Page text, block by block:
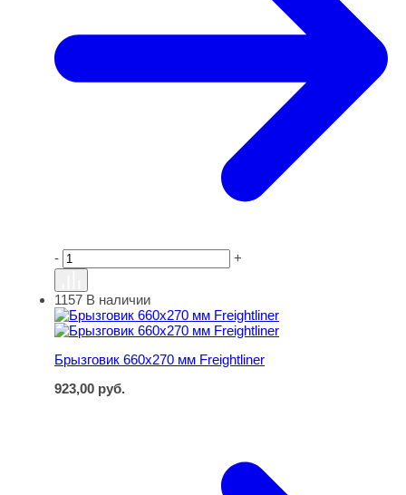
- +
Брызговик 660х270 мм Freightliner
1157 В наличии
Брызговик 660х270 мм Freightliner
923,00 руб.